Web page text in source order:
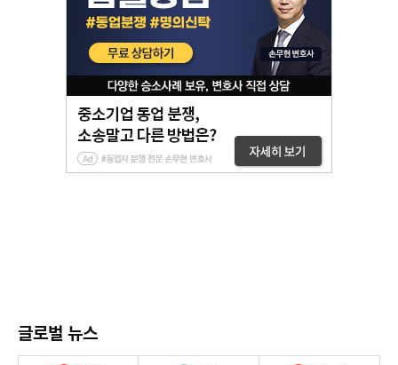
글로벌 뉴스